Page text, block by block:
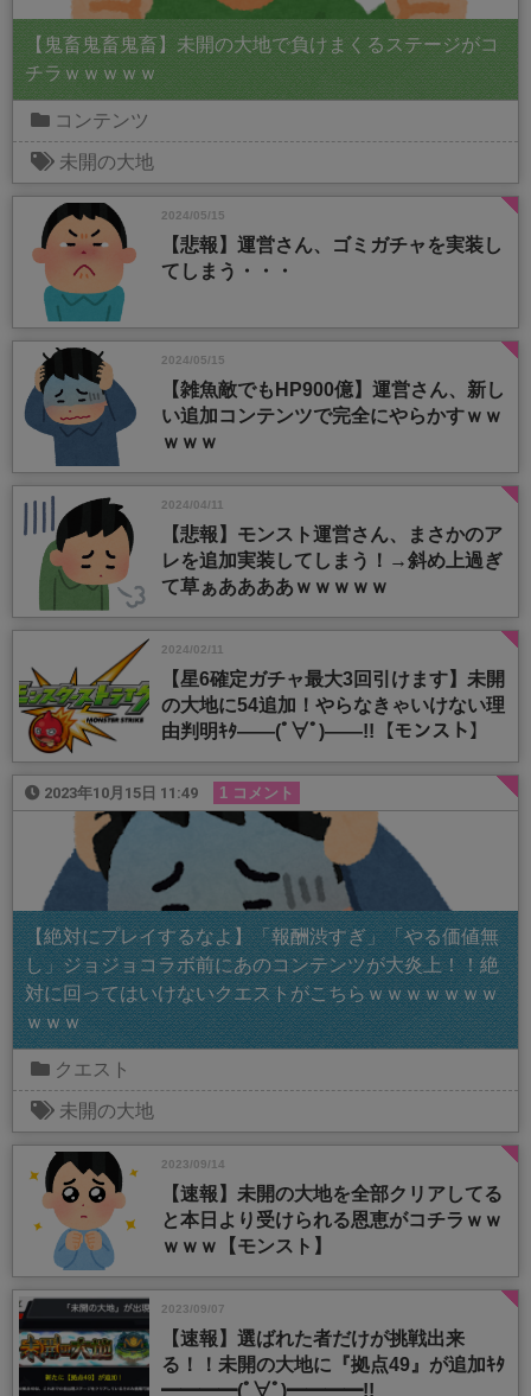
【鬼畜鬼畜鬼畜】未開の大地で負けまくるステージがコ
チラｗｗｗｗｗ
コンテンツ
未開の大地
2024/05/15
【悲報】運営さん、ゴミガチャを実装し
てしまう・・・
2024/05/15
【雑魚敵でもHP900億】運営さん、新し
い追加コンテンツで完全にやらかすｗｗ
ｗｗｗ
2024/04/11
【悲報】モンスト運営さん、まさかのア
レを追加実装してしまう！→斜め上過ぎ
て草ぁああああｗｗｗｗｗ
2024/02/11
【星6確定ガチャ最大3回引けます】未開
の大地に54追加！やらなきゃいけない理
由判明ｷﾀ――(ﾟ∀ﾟ)――!!【モンスト】
2023年10月15日 11:49 1 コメント
【絶対にプレイするなよ】「報酬渋すぎ」「やる価値無
し」ジョジョコラボ前にあのコンテンツが大炎上！！絶
対に回ってはいけないクエストがこちらｗｗｗｗｗｗｗ
ｗｗｗ
クエスト
未開の大地
2023/09/14
【速報】未開の大地を全部クリアしてる
と本日より受けられる恩恵がコチラｗｗ
ｗｗｗ【モンスト】
2023/09/07
【速報】選ばれた者だけが挑戦出来
る！！未開の大地に『拠点49』が追加ｷﾀ
━━━━(ﾟ∀ﾟ)━━━━!!